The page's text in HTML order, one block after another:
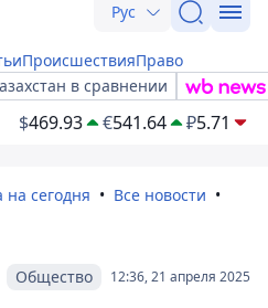
Рус
ПроисшествияПраво
в сравнении
$469.93 €541.64 ₽5.71
на сегодня
Все новости
12:36, 21 апреля 2025
Общество